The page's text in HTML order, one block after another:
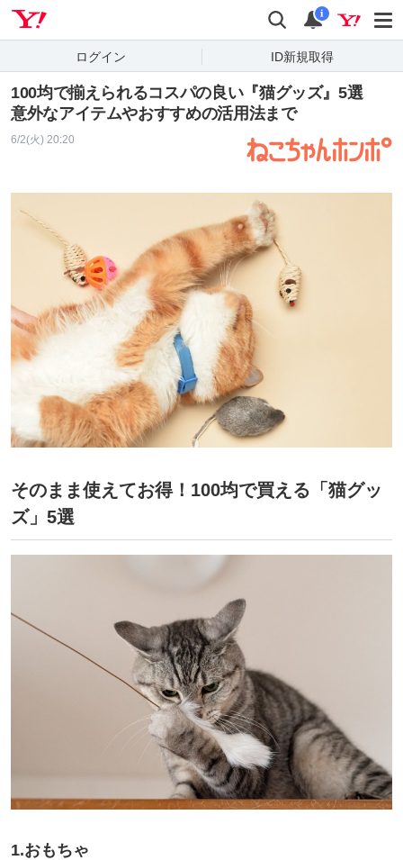
検索 通知
i
ログイン ID新規取得
100均で揃えられるコスパの良い『猫グッズ』5選
意外なアイテムやおすすめの活用法まで
6/2(火) 20:20
そのまま使えてお得！100均で買える「猫グッ
ズ」5選
1.おもちゃ